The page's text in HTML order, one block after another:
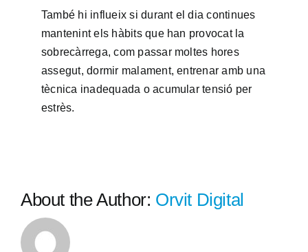
També hi influeix si durant el dia continues
mantenint els hàbits que han provocat la
sobrecàrrega, com passar moltes hores
assegut, dormir malament, entrenar amb una
tècnica inadequada o acumular tensió per
estrès.
About the Author: Orvit Digital